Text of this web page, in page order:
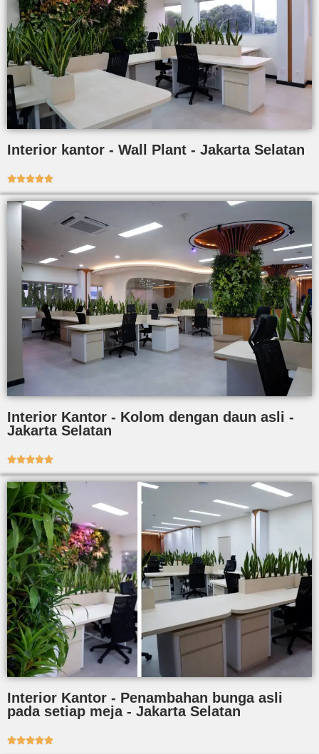
Interior kantor - Wall Plant - Jakarta Selatan

Interior Kantor - Kolom dengan daun asli -
Jakarta Selatan

Interior Kantor - Penambahan bunga asli
pada setiap meja - Jakarta Selatan
